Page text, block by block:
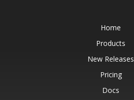
Home
Products
New Releases
Pricing
Docs